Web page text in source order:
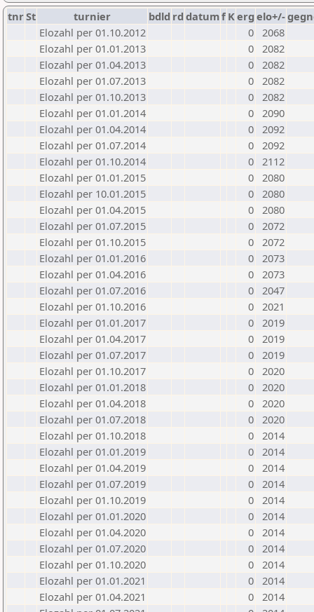
tnrSt turnier bdld rd datumf Kerg elo+/-
Elozahl per 01.10.2012
0 2068
Elozahl per 01.01.2013
0 2082
Elozahl per 01.04.2013
0 2082
Elozahl per 01.07.2013
0 2082
Elozahl per 01.10.2013
0 2082
Elozahl per 01.01.2014
0 2090
Elozahl per 01.04.2014
0 2092
Elozahl per 01.07.2014
0 2092
Elozahl per 01.10.2014
0 2112
Elozahl per 01.01.2015
0 2080
Elozahl per 10.01.2015
0 2080
Elozahl per 01.04.2015
0 2080
Elozahl per 01.07.2015
0 2072
Elozahl per 01.10.2015
0 2072
Elozahl per 01.01.2016
0 2073
Elozahl per 01.04.2016
0 2073
Elozahl per 01.07.2016
0 2047
Elozahl per 01.10.2016
0 2021
Elozahl per 01.01.2017
0 2019
Elozahl per 01.04.2017
0 2019
Elozahl per 01.07.2017
0 2019
Elozahl per 01.10.2017
0 2020
Elozahl per 01.01.2018
0 2020
Elozahl per 01.04.2018
0 2020
Elozahl per 01.07.2018
0 2020
Elozahl per 01.10.2018
0 2014
Elozahl per 01.01.2019
0 2014
Elozahl per 01.04.2019
0 2014
Elozahl per 01.07.2019
0 2014
Elozahl per 01.10.2019
0 2014
Elozahl per 01.01.2020
0 2014
Elozahl per 01.04.2020
0 2014
Elozahl per 01.07.2020
0 2014
Elozahl per 01.10.2020
0 2014
Elozahl per 01.01.2021
0 2014
Elozahl per 01.04.2021
0 2014